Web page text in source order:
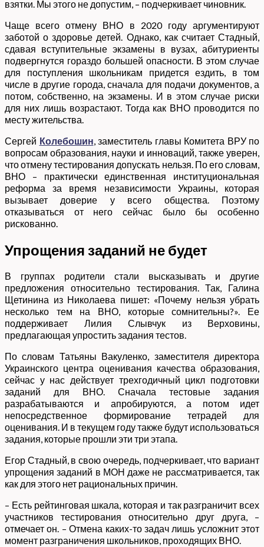
взятки. Мы этого не допустим, – подчеркивает чиновник.
Чаще всего отмену ВНО в 2020 году аргументируют
заботой о здоровье детей. Однако, как считает Стадный,
сдавая вступительные экзамены в вузах, абитуриенты
подвергнутся гораздо большей опасности. В этом случае
для поступления школьникам придется ездить, в том
числе в другие города, сначала для подачи документов, а
потом, собственно, на экзамены. И в этом случае риски
для них лишь возрастают. Тогда как ВНО проводится по
месту жительства.
Сергей Колебошин , заместитель главы Комитета ВРУ по
вопросам образования, науки и инноваций, также уверен,
что отмену тестирования допускать нельзя. По его словам,
ВНО – практически единственная институциональная
реформа за время независимости Украины, которая
вызывает доверие у всего общества. Поэтому
отказываться от него сейчас было бы особенно
рискованно.
Упрощения заданий не будет
В группах родители стали высказывать и другие
предложения относительно тестирования. Так, Галина
Щетинина из Николаева пишет: «Почему нельзя убрать
несколько тем на ВНО, которые сомнительны?». Ее
поддерживает Лилия Слывчук из Верховины,
предлагающая упростить задания тестов.
По словам Татьяны Вакуленко, заместителя директора
Украинского центра оценивания качества образования,
сейчас у нас действует трехгодичный цикл подготовки
заданий для ВНО. Сначала тестовые задания
разрабатываются и апробируются, а потом идет
непосредственное формирование тетрадей для
оценивания. И в текущем году также будут использоваться
задания, которые прошли эти три этапа.
Егор Стадный, в свою очередь, подчеркивает, что вариант
упрощения заданий в МОН даже не рассматривается, так
как для этого нет рациональных причин.
– Есть рейтинговая шкала, которая и так разграничит всех
участников тестирования относительно друг друга, –
отмечает он. – Отмена каких-то задач лишь усложнит этот
момент разграничения школьников, проходящих ВНО.